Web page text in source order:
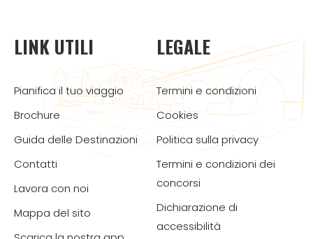
LINK UTILI
Pianifica il tuo viaggio
Brochure
Guida delle Destinazioni
Contatti
Lavora con noi
Mappa del sito
LEGALE
Termini e condizioni
Cookies
Politica sulla privacy
Termini e condizioni dei
concorsi
Dichiarazione di
accessibilità